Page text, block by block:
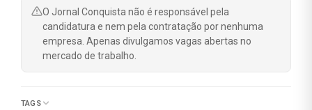
O Jornal Conquista não é responsável pela
candidatura e nem pela contratação por nenhuma
empresa. Apenas divulgamos vagas abertas no
mercado de trabalho.
TAGS